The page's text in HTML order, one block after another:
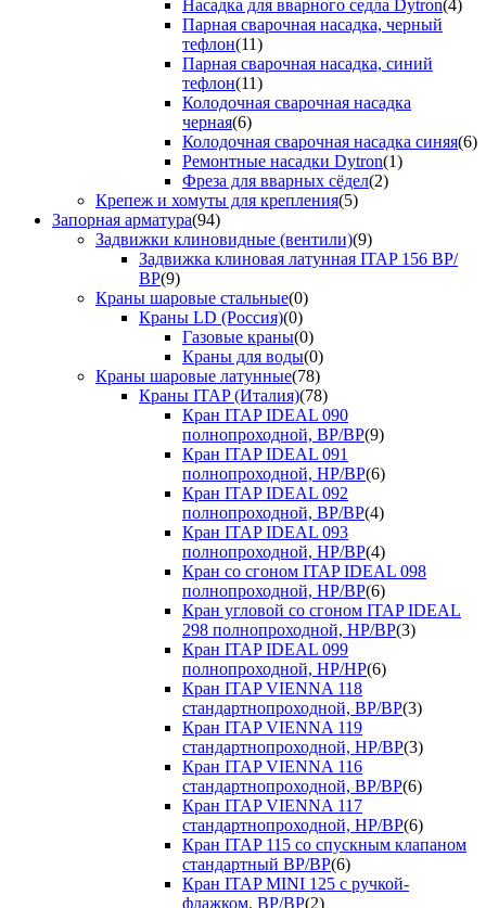
Насадка для вварного седла Dytron(4)
Парная сварочная насадка, черный
тефлон(11)
Парная сварочная насадка, синий
тефлон(11)
Колодочная сварочная насадка
черная(6)
Колодочная сварочная насадка синяя(6)
Ремонтные насадки Dytron(1)
Фреза для вварных сёдел(2)
Крепеж и хомуты для крепления(5)
Запорная арматура(94)
Задвижки клиновидные (вентили)(9)
Задвижка клиновая латунная ITAP 156 ВР/
ВР(9)
Краны шаровые стальные(0)
Краны LD (Россия)(0)
Газовые краны(0)
Краны для воды(0)
Краны шаровые латунные(78)
Краны ITAP (Италия)(78)
Кран ITAP IDEAL 090
полнопроходной, ВР/ВР(9)
Кран ITAP IDEAL 091
полнопроходной, НР/ВР(6)
Кран ITAP IDEAL 092
полнопроходной, ВР/ВР(4)
Кран ITAP IDEAL 093
полнопроходной, НР/ВР(4)
Кран со сгоном ITAP IDEAL 098
полнопроходной, НР/ВР(6)
Кран угловой со сгоном ITAP IDEAL
298 полнопроходной, НР/ВР(3)
Кран ITAP IDEAL 099
полнопроходной, НР/НР(6)
Кран ITAP VIENNA 118
стандартнопроходной, ВР/ВР(3)
Кран ITAP VIENNA 119
стандартнопроходной, НР/ВР(3)
Кран ITAP VIENNA 116
стандартнопроходной, ВР/ВР(6)
Кран ITAP VIENNA 117
стандартнопроходной, НР/ВР(6)
Кран ITAP 115 со спускным клапаном
стандартный ВР/ВР(6)
Кран ITAP MINI 125 с ручкой-
флажком, ВР/ВР(2)